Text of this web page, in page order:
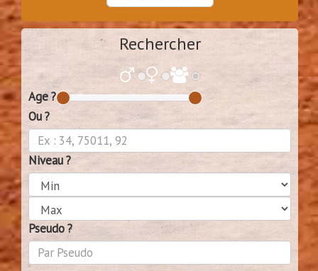
Rechercher
Age ?
Ou ?
Niveau ?
Pseudo ?